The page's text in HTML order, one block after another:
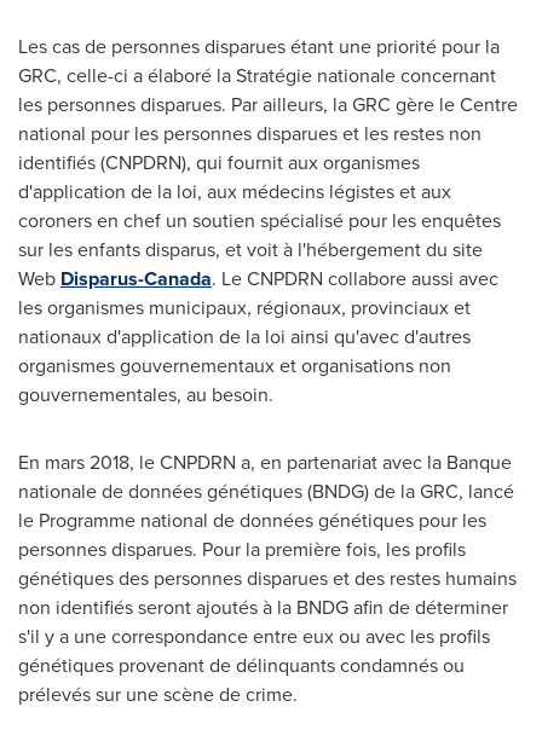
Les cas de personnes disparues étant une priorité pour la
GRC, celle-ci a élaboré la Stratégie nationale concernant
les personnes disparues. Par ailleurs, la GRC gère le Centre
national pour les personnes disparues et les restes non
identifiés (CNPDRN), qui fournit aux organismes
d'application de la loi, aux médecins légistes et aux
coroners en chef un soutien spécialisé pour les enquêtes
sur les enfants disparus, et voit à l'hébergement du site
Web Disparus-Canada. Le CNPDRN collabore aussi avec
les organismes municipaux, régionaux, provinciaux et
nationaux d'application de la loi ainsi qu'avec d'autres
organismes gouvernementaux et organisations non
gouvernementales, au besoin.
En mars 2018, le CNPDRN a, en partenariat avec la Banque
nationale de données génétiques (BNDG) de la GRC, lancé
le Programme national de données génétiques pour les
personnes disparues. Pour la première fois, les profils
génétiques des personnes disparues et des restes humains
non identifiés seront ajoutés à la BNDG afin de déterminer
s'il y a une correspondance entre eux ou avec les profils
génétiques provenant de délinquants condamnés ou
prélevés sur une scène de crime.